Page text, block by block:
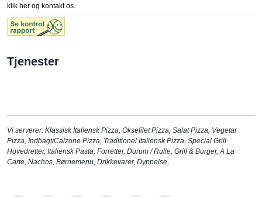
klik her og kontakt os.
Tjenester
Vi serverer: Klassisk Italiensk Pizza, Oksefilet Pizza, Salat Pizza, Vegetar
Pizza, Indbagt/Calzone Pizza, Traditionel Italiensk Pizza, Special Grill
Hovedretter, Italiensk Pasta, Forretter, Durum / Rulle, Grill & Burger,A La
Carte, Nachos, Børnemenu, Drikkevarer, Dyppelse,